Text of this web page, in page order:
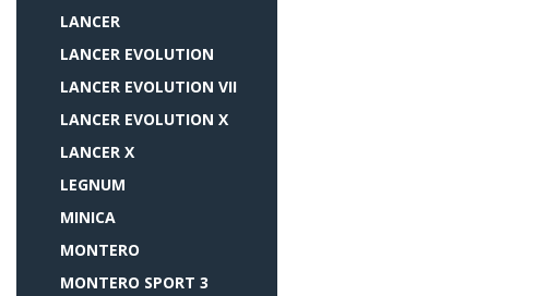
LANCER
LANCER EVOLUTION
LANCER EVOLUTION VII
LANCER EVOLUTION X
LANCER X
LEGNUM
MINICA
MONTERO
MONTERO SPORT 3